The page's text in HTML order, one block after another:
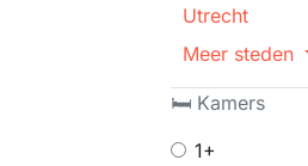
Utrecht
Meer steden
🛏 Kamers
1+